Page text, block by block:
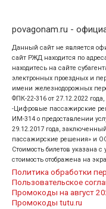
povagonam.ru -
Данный сайт не является
сайт РЖД находится по
находитесь на сайте
электронных проездных и
имени железнодорожных
ФПК-22-316 от 27.12.2022
-Цифровые пассажирские
ИМ-314 о предоставлении
29.12.2017 года,
пассажирские решения» и
Стоимость билетов указана с
стоимость отображена на
Политика обработки
Пользовательское
Промокоды на август
Промокоды tutu.ru